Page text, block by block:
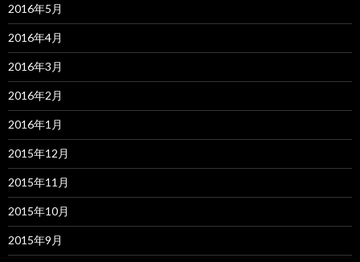
2016年5月
2016年4月
2016年3月
2016年2月
2016年1月
2015年12月
2015年11月
2015年10月
2015年9月